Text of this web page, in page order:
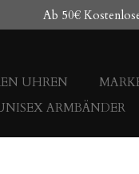
Ab 50€
UHREN
ARMBÄNDER